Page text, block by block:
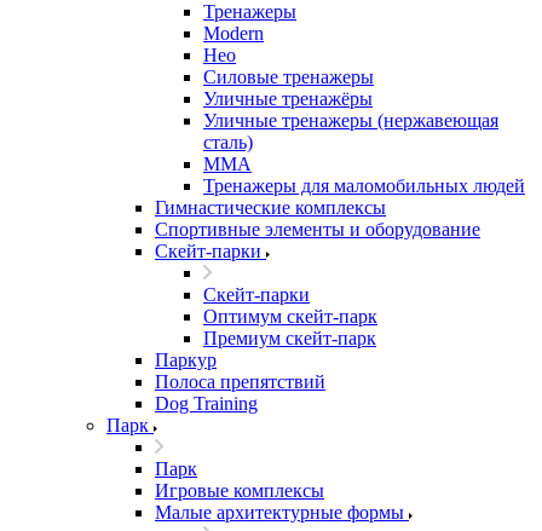
Тренажеры
Modern
Нео
Силовые тренажеры
Уличные тренажёры
Уличные тренажеры (нержавеющая
сталь)
ММА
Тренажеры для маломобильных людей
Гимнастические комплексы
Спортивные элементы и оборудование
Скейт-парки
Скейт-парки
Оптимум скейт-парк
Премиум скейт-парк
Паркур
Полоса препятствий
Dog Training
Парк
Парк
Игровые комплексы
Малые архитектурные формы